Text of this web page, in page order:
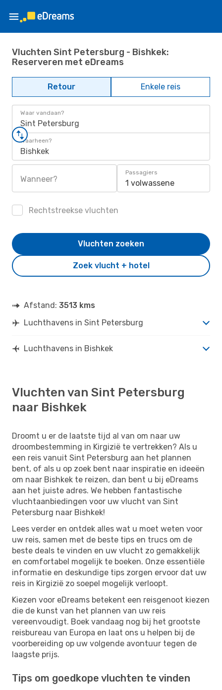
Vluchten Sint Petersburg - Bishkek:
Reserveren met eDreams
Retour Enkele reis
Waar vandaan?
Sint Petersburg
Waarheen?
Bishkek
Wanneer?
Passagiers
1 volwassene
Rechtstreekse vluchten
Zoek vlucht + hotel
Vluchten zoeken
Afstand: 3513 kms
Luchthavens in Sint Petersburg
Luchthavens in Bishkek
Vluchten van Sint Petersburg
naar Bishkek
Droomt u er de laatste tijd al van om naar uw
droombestemming in Kirgizië te vertrekken? Als u
een reis vanuit Sint Petersburg aan het plannen
bent, of als u op zoek bent naar inspiratie en ideeën
om naar Bishkek te reizen, dan bent u bij eDreams
aan het juiste adres. We hebben fantastische
vluchtaanbiedingen voor uw vlucht van Sint
Petersburg naar Bishkek!
Lees verder en ontdek alles wat u moet weten voor
uw reis, samen met de beste tips en trucs om de
beste deals te vinden en uw vlucht zo gemakkelijk
en comfortabel mogelijk te boeken. Onze essentiële
informatie en deskundige tips zorgen ervoor dat uw
reis in Kirgizië zo soepel mogelijk verloopt.
Kiezen voor eDreams betekent een reisgenoot kiezen
die de kunst van het plannen van uw reis
vereenvoudigt. Boek vandaag nog bij het grootste
reisbureau van Europa en laat ons u helpen bij de
voorbereiding op uw volgende avontuur tegen de
laagste prijs.
Tips om goedkope vluchten te vinden